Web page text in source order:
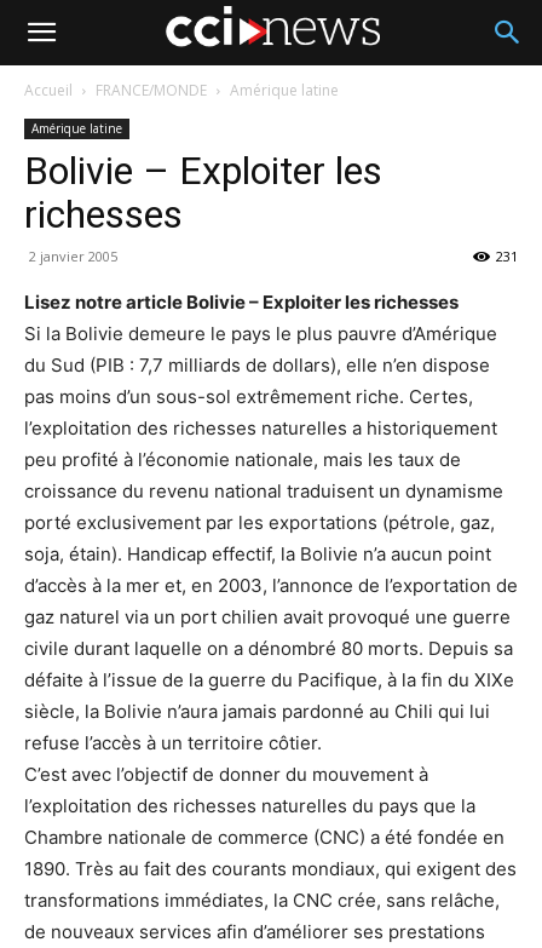
Accueil FRANCE/MONDE Amérique latine
Amérique latine
Bolivie – Exploiter les
richesses
2 janvier 2005 231
Lisez notre article Bolivie – Exploiter les richesses
Si la Bolivie demeure le pays le plus pauvre d’Amérique
du Sud (PIB : 7,7 milliards de dollars), elle n’en dispose
pas moins d’un sous-sol extrêmement riche. Certes,
l’exploitation des richesses naturelles a historiquement
peu profité à l’économie nationale, mais les taux de
croissance du revenu national traduisent un dynamisme
porté exclusivement par les exportations (pétrole, gaz,
soja, étain). Handicap effectif, la Bolivie n’a aucun point
d’accès à la mer et, en 2003, l’annonce de l’exportation de
gaz naturel via un port chilien avait provoqué une guerre
civile durant laquelle on a dénombré 80 morts. Depuis sa
défaite à l’issue de la guerre du Pacifique, à la fin du XIXe
siècle, la Bolivie n’aura jamais pardonné au Chili qui lui
refuse l’accès à un territoire côtier.
C’est avec l’objectif de donner du mouvement à
l’exploitation des richesses naturelles du pays que la
Chambre nationale de commerce (CNC) a été fondée en
1890. Très au fait des courants mondiaux, qui exigent des
transformations immédiates, la CNC crée, sans relâche,
de nouveaux services afin d’améliorer ses prestations